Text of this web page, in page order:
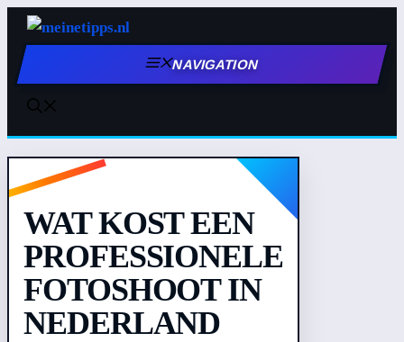
Zum
Inhalt
springen
NAVIGATION
WAT KOST EEN
PROFESSIONELE
FOTOSHOOT IN
NEDERLAND